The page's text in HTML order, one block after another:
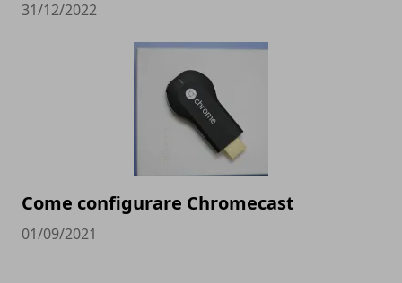
31/12/2022
Come configurare Chromecast
01/09/2021